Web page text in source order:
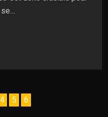
4 5 6